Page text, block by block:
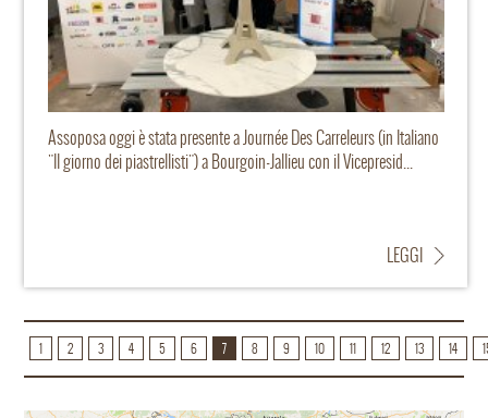
Assoposa oggi è stata presente a Journée Des Carreleurs (in Italiano
"Il giorno dei piastrellisti") a Bourgoin-Jallieu con il Vicepresid...
LEGGI
1 2 3 4 5 6 7 8 9 10 11 12 13 14